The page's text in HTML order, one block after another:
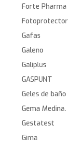
Forte Pharma
Gafas
Galeno
Galiplus
GASPUNT
Geles de baño
Gema
Gestatest
Gima